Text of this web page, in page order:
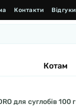
Контакти Відгуки
Котам
для суглобів 100 г